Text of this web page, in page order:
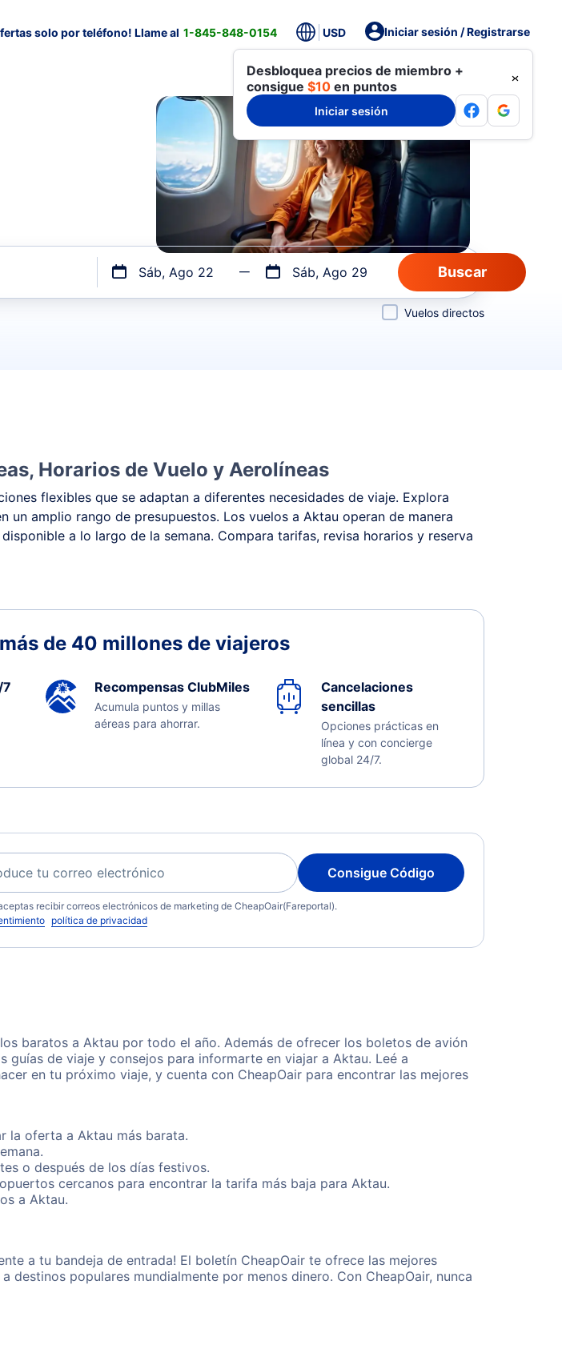
solo por teléfono! Llame al 1-845-848-0154 USD Iniciar sesión / Registrarse
Desbloquea precios de miembro +
consigue $10 en puntos
Iniciar sesión
Sáb, Ago 22 Sáb, Ago 29
Vuelos directos
Horarios de Vuelo y Aerolíneas
flexibles que se adaptan a diferentes necesidades de viaje. Explora
amplio rango de presupuestos. Los vuelos a Aktau operan de manera
a lo largo de la semana. Compara tarifas, revisa horarios y reserva
de 40 millones de viajeros
Recompensas ClubMiles
Acumula puntos y millas
aéreas para ahorrar.
Cancelaciones
sencillas
Opciones prácticas en
línea y con concierge
global 24/7.
Consigue Código
recibir correos electrónicos de marketing de CheapOair(Fareportal).
política de privacidad
baratos a Aktau por todo el año. Además de ofrecer los boletos de avión
de viaje y consejos para informarte en viajar a Aktau. Leé a
en tu próximo viaje, y cuenta con CheapOair para encontrar las mejores
la oferta a Aktau más barata.
o después de los días festivos.
cercanos para encontrar la tarifa más baja para Aktau.
a Aktau.
a tu bandeja de entrada! El boletín CheapOair te ofrece las mejores
populares mundialmente por menos dinero. Con CheapOair, nunca